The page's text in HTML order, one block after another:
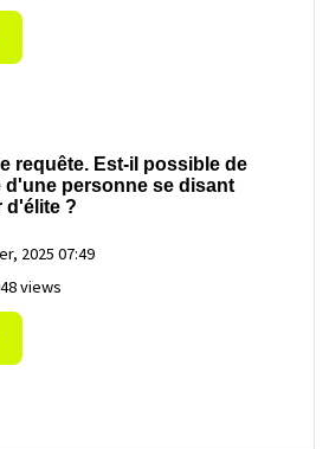
requête. Est-il possible de
personne se disant
d'élite ?
2025 07:49
views